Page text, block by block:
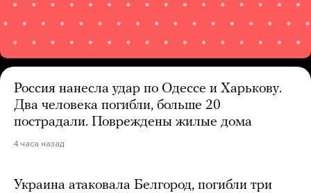
Россия нанесла удар по Одессе и Харькову.
Два человека погибли, больше 20
пострадали. Повреждены жилые дома
4 часа назад
Украина атаковала Белгород, погибли три